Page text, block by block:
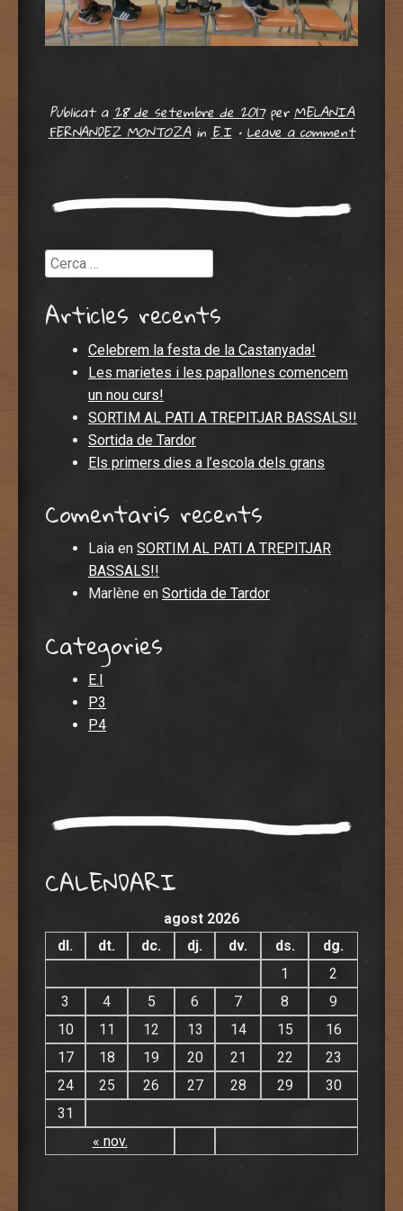
IMG_8997
IMG_8994
IMG_9024
IMG_9001
IMG_9003
IMG_9005
IMG_9007
IMG_9008
IMG_9022
Publicat a28 de setembre de 2017perMELANIA
FERNANDEZ MONTOZA inE.I •Leave a comment
Cerca
Articles recents
Celebrem la festa de la Castanyada!
Les marietes i les papallones comencem
un nou curs!
SORTIM AL PATI A TREPITJAR BASSALS!!
Sortida de Tardor
Els primers dies a l’escola dels grans
Comentaris recents
Laia en SORTIM AL PATI A TREPITJAR
BASSALS!!
Marlène en Sortida de Tardor
Categories
E.I
P3
P4
CALENDARI
agost 2026
dl.
dt. dc. dj. dv. ds. dg.
« nov.
1
2
3
4 5 6 7 8
9
10
11 12 13 14 15
16
17
18 19 20 21 22
23
24
25 26 27 28 29
30
31